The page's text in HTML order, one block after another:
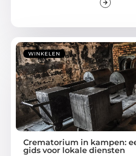
WINKELEN
Crematorium in kampen:
gids voor lokale diensten